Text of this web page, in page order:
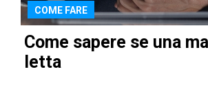
COME FARE
Come sapere se una
letta